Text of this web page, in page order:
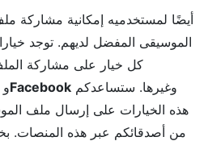
الموسيقى المفضل لديهم. توجد
كل خيار على مشاركة
وFacebook
هذه الخيارات على إرسال ملف
من أصدقائكم عبر هذه المنصات.